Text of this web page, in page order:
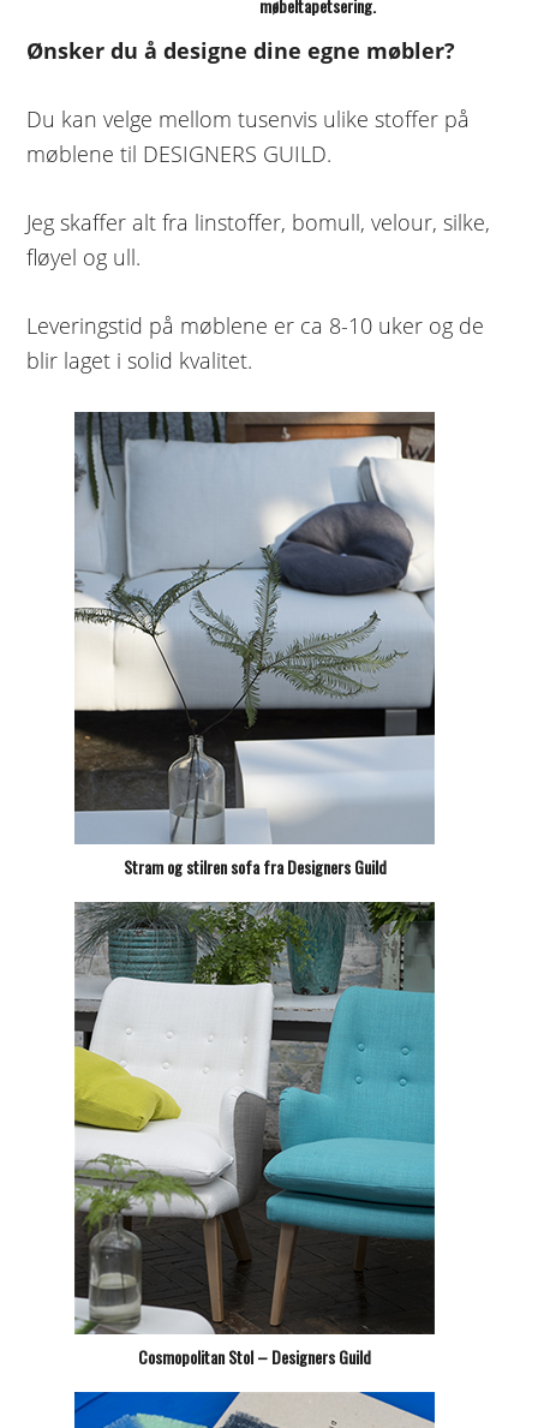
møbeltapetsering.
Ønsker du å designe dine egne møbler?
Du kan velge mellom tusenvis ulike stoffer på
møblene til DESIGNERS GUILD.
Jeg skaffer alt fra linstoffer, bomull, velour, silke,
fløyel og ull.
Leveringstid på møblene er ca 8-10 uker og de
blir laget i solid kvalitet.
Stram og stilren sofa fra Designers Guild
Cosmopolitan Stol – Designers Guild